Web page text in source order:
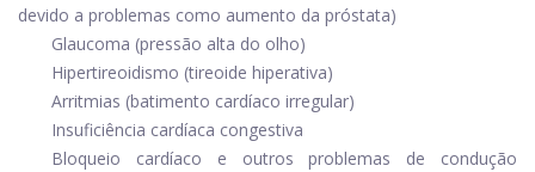
devido a problemas como aumento da próstata)
Glaucoma (pressão alta do olho)
Hipertireoidismo (tireoide hiperativa)
Arritmias (batimento cardíaco irregular)
Insuficiência cardíaca congestiva
Bloqueio cardíaco e outros problemas de condução